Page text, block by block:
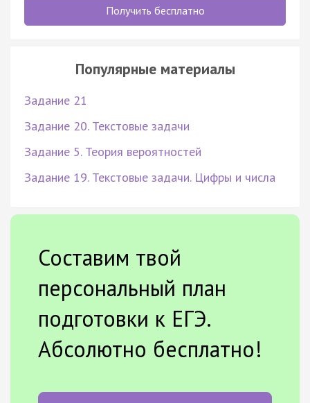
Получить бесплатно
Популярные материалы
Задание 21
Задание 20. Текстовые задачи
Задание 5. Теория вероятностей
Задание 19. Текстовые задачи. Цифры и числа
Составим твой
персональный план
подготовки к ЕГЭ.
Абсолютно бесплатно!